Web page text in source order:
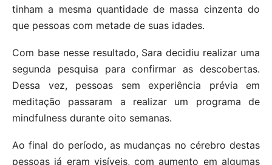
tinham a mesma quantidade de massa cinzenta do
que pessoas com metade de suas idades.
Com base nesse resultado, Sara decidiu realizar uma
segunda pesquisa para confirmar as descobertas.
Dessa vez, pessoas sem experiência prévia em
meditação passaram a realizar um programa de
mindfulness durante oito semanas.
Ao final do período, as mudanças no cérebro destas
pessoas já eram visíveis, com aumento em algumas